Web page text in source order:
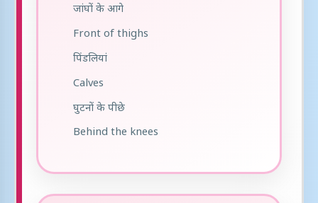
जांघों के आगे
Front of thighs
पिंडलियां
Calves
घुटनों के पीछे
Behind the knees